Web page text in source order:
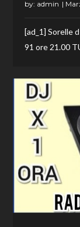
by: admin
[ad_1] Sorelle
91 ore 21.00